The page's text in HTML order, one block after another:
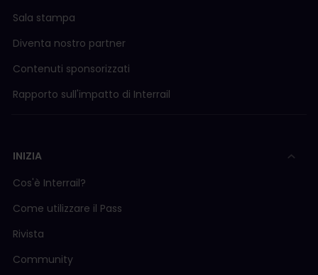
Sala stampa
Diventa nostro partner
Contenuti sponsorizzati
Rapporto sull'impatto di Interrail
INIZIA
Cos'è Interrail?
Come utilizzare il Pass
Rivista
Community